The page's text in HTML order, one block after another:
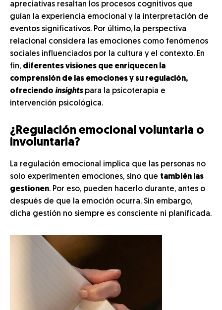
apreciativas resaltan los procesos cognitivos que
guían la experiencia emocional y la interpretación de
eventos significativos. Por último, la perspectiva
relacional considera las emociones como fenómenos
sociales influenciados por la cultura y el contexto. En
fin, diferentes visiones que enriquecen la
comprensión de las emociones y su regulación,
ofreciendo insightspara la psicoterapia e
intervención psicológica.
¿Regulación emocional voluntaria o
involuntaria?
La regulación emocional implica que las personas no
solo experimenten emociones, sino que también las
gestionen. Por eso, pueden hacerlo durante, antes o
después de que la emoción ocurra. Sin embargo,
dicha gestión no siempre es consciente ni planificada.